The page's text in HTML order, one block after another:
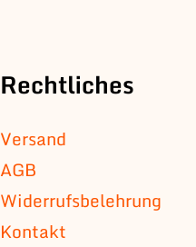
Rechtliches
Versand
AGB
Widerrufsbelehrung
Kontakt